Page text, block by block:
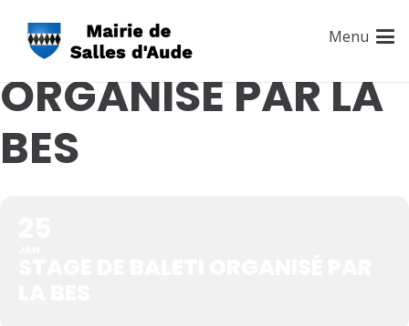
Menu
STAGE DE BALETI
ORGANISÉ PAR LA
BES